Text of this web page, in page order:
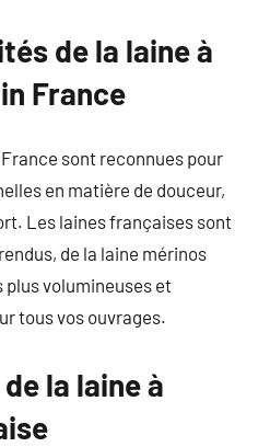
de la laine à
France
sont reconnues pour
en matière de douceur,
Les laines françaises sont
de la laine mérinos
plus volumineuses et
tous vos ouvrages.
la laine à